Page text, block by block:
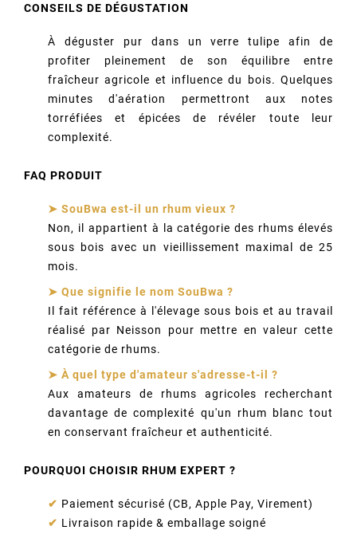
CONSEILS DE DÉGUSTATION
À déguster pur dans un verre tulipe afin de
profiter pleinement de son équilibre entre
fraîcheur agricole et influence du bois. Quelques
minutes d'aération permettront aux notes
torréfiées et épicées de révéler toute leur
complexité.
FAQ PRODUIT
➤ SouBwa est-il un rhum vieux ?
Non, il appartient à la catégorie des rhums élevés
sous bois avec un vieillissement maximal de 25
mois.
➤ Que signifie le nom SouBwa ?
Il fait référence à l'élevage sous bois et au travail
réalisé par Neisson pour mettre en valeur cette
catégorie de rhums.
➤ À quel type d'amateur s'adresse-t-il ?
Aux amateurs de rhums agricoles recherchant
davantage de complexité qu'un rhum blanc tout
en conservant fraîcheur et authenticité.
POURQUOI CHOISIR RHUM EXPERT ?
✔ Paiement sécurisé (CB, Apple Pay, Virement)
✔ Livraison rapide & emballage soigné